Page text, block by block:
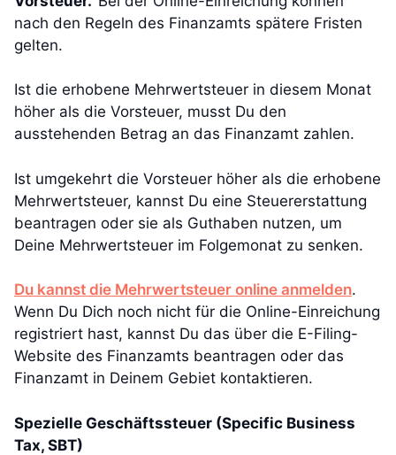
nach den Regeln des Finanzamts spätere Fristen
gelten.
Ist die erhobene Mehrwertsteuer in diesem Monat
höher als die Vorsteuer, musst Du den
ausstehenden Betrag an das Finanzamt zahlen.
Ist umgekehrt die Vorsteuer höher als die erhobene
Mehrwertsteuer, kannst Du eine Steuererstattung
beantragen oder sie als Guthaben nutzen, um
Deine Mehrwertsteuer im Folgemonat zu senken.
Du kannst die Mehrwertsteuer online anmelden.
Wenn Du Dich noch nicht für die Online-Einreichung
registriert hast, kannst Du das über die E-Filing-
Website des Finanzamts beantragen oder das
Finanzamt in Deinem Gebiet kontaktieren.
Spezielle Geschäftssteuer (Specific Business
Tax, SBT)